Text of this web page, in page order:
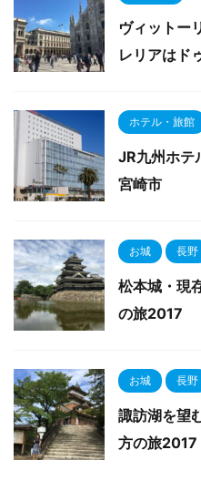
ヴィットー
レリアはド
ホテル・旅館
JR九州ホテ
宮崎市
お城 長野
松本城・現
の旅2017
お城 長野
諏訪湖を望
方の旅2017